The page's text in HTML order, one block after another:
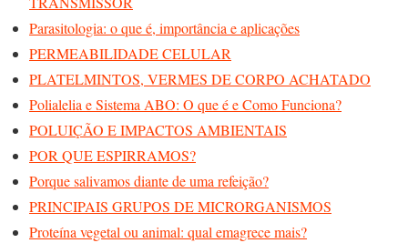
Parasitologia: o que é, importância e aplicações
PERMEABILIDADE CELULAR
PLATELMINTOS, VERMES DE CORPO ACHATADO
Polialelia e Sistema ABO: O que é e Como Funciona?
POLUIÇÃO E IMPACTOS AMBIENTAIS
POR QUE ESPIRRAMOS?
Porque salivamos diante de uma refeição?
PRINCIPAIS GRUPOS DE MICRORGANISMOS
Proteína vegetal ou animal: qual emagrece mais?